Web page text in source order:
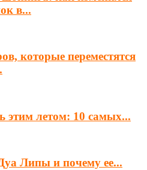
в...
которые переместятся
этим летом: 10 самых...
Липы и почему ее...